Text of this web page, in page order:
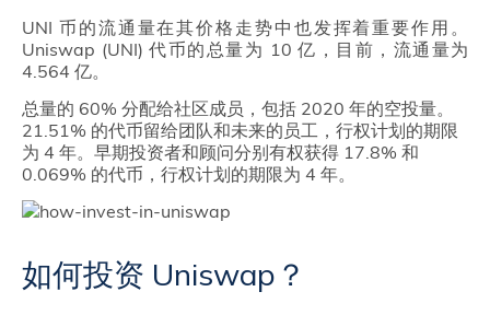
UNI 币的流通量在其价格走势中也发挥着重要作用。
Uniswap (UNI) 代币的总量为 10 亿，目前，流通量为
4.564 亿。
总量的 60% 分配给社区成员，包括 2020 年的空投量。
21.51% 的代币留给团队和未来的员工，行权计划的期限
为 4 年。早期投资者和顾问分别有权获得 17.8% 和
0.069% 的代币，行权计划的期限为 4 年。
如何投资 Uniswap？